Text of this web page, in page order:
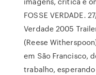
FOSSE VERDADE.
Verdade ‪2005
(Reese
em São Francisco,
trabalho,